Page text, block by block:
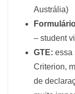
Austrália)
– student
GTE: essa
Criterion,
de